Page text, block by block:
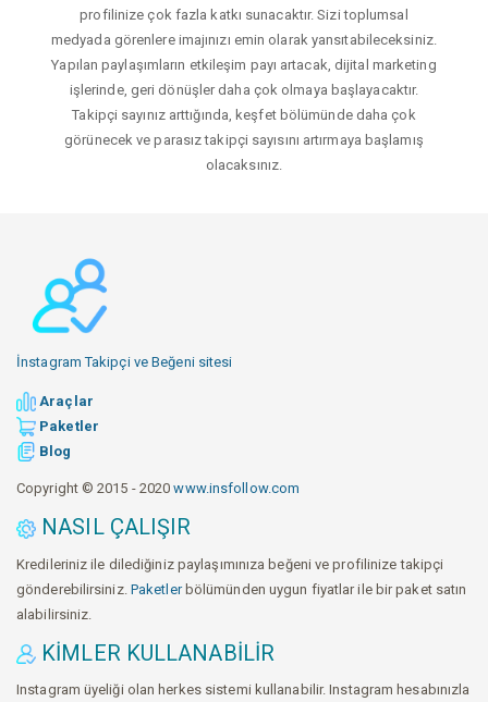
profilinize çok fazla katkı sunacaktır. Sizi toplumsal
medyada görenlere imajınızı emin olarak yansıtabileceksiniz.
Yapılan paylaşımların etkileşim payı artacak, dijital marketing
işlerinde, geri dönüşler daha çok olmaya başlayacaktır.
Takipçi sayınız arttığında, keşfet bölümünde daha çok
görünecek ve parasız takipçi sayısını artırmaya başlamış
olacaksınız.
İnstagram Takipçi ve Beğeni sitesi
Araçlar
Paketler
Blog
Copyright © 2015 - 2020www.insfollow.com
NASIL ÇALIŞIR
Kredileriniz ile dilediğiniz paylaşımınıza beğeni ve profilinize takipçi
gönderebilirsiniz. Paketlerbölümünden uygun fiyatlar ile bir paket satın
alabilirsiniz.
KIMLER KULLANABILIR
Instagram üyeliği olan herkes sistemi kullanabilir. Instagram hesabınızla